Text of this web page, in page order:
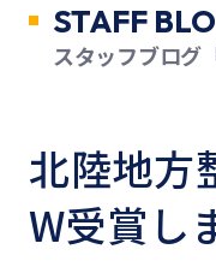
STAFF
スタッフブログ
北陸地方
W受賞し